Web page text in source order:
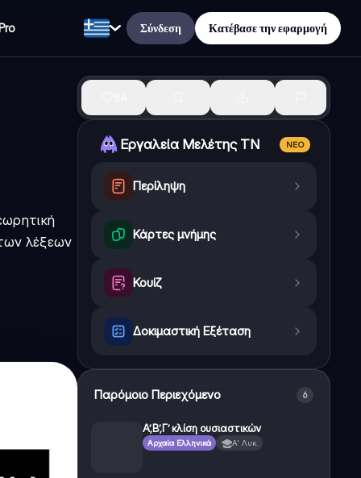
Σύνδεση Κατέβασε την εφαρμογή
λέξεων
Εργαλεία Μελέτης ΤΝ ΝΈΟ
Περίληψη
Κάρτες μνήμης
Κουίζ
Δοκιμαστική Εξέταση
Παρόμοιο Περιεχόμενο 6
Α’,Β’,Γ’ κλίση ουσιαστικών
Αρχαία Ελληνικά Α' Λυκ.